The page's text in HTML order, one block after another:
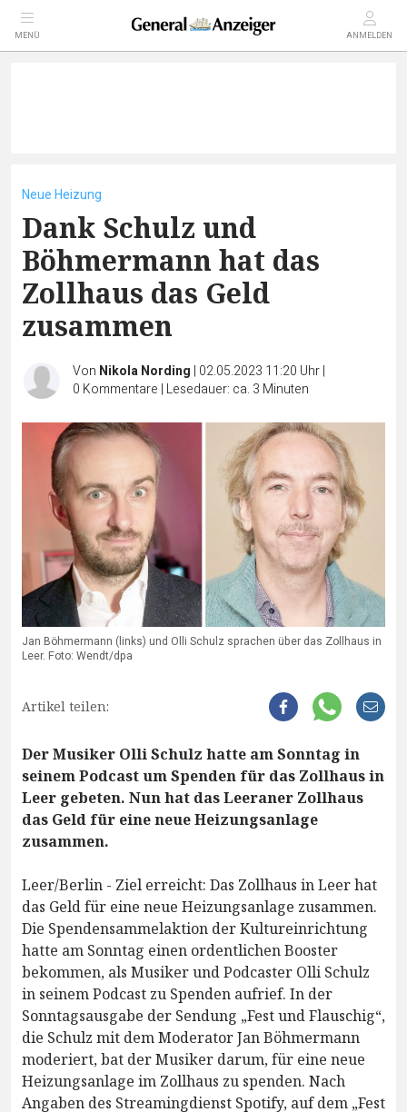
MENÜ ANMELDEN
Neue Heizung
Dank Schulz und
Böhmermann hat das
Zollhaus das Geld
zusammen
Von Nikola Nording | 02.05.2023 11:20 Uhr|
0 Kommentare | Lesedauer: ca. 3 Minuten
Jan Böhmermann (links) und Olli Schulz sprachen über das Zollhaus in
Leer. Foto: Wendt/dpa
Artikel teilen:
Der Musiker Olli Schulz hatte am Sonntag in
seinem Podcast um Spenden für das Zollhaus in
Leer gebeten. Nun hat das Leeraner Zollhaus
das Geld für eine neue Heizungsanlage
zusammen.
Leer/Berlin - Ziel erreicht: Das Zollhaus in Leer hat
das Geld für eine neue Heizungsanlage zusammen.
Die Spendensammelaktion der Kultureinrichtung
hatte am Sonntag einen ordentlichen Booster
bekommen, als Musiker und Podcaster Olli Schulz
in seinem Podcast zu Spenden aufrief. In der
Sonntagsausgabe der Sendung „Fest und Flauschig“,
die Schulz mit dem Moderator Jan Böhmermann
moderiert, bat der Musiker darum, für eine neue
Heizungsanlage im Zollhaus zu spenden. Nach
Angaben des Streamingdienst Spotify, auf dem „Fest